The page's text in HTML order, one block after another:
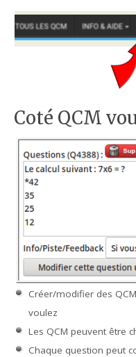
Coté QCM
Créer/modifier des
voulez
Les QCM peuvent être
Chaque question peut